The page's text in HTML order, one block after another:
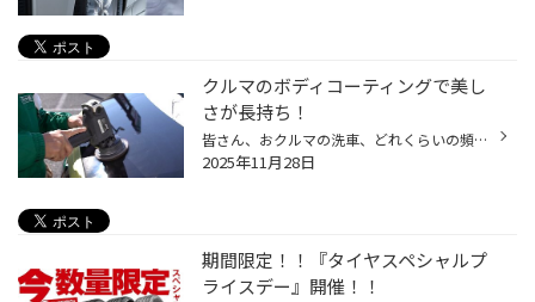
クルマのボディコーティングで美し
さが長持ち！
皆さん、おクルマの洗車、どれくらいの頻度でされてますか？ お忙しい毎日の中で、ずっとキレイに保つのは至難の業ではないでしょうか？ それでも、なるべくクルマはキレイに保ちたいというお客様にオススメなサービス 今回は、おクルマの「ボディコーティング」のご紹介です。 ボディコーティング...
2025年11月28日
期間限定！！『タイヤスペシャルプ
ライスデー』開催！！